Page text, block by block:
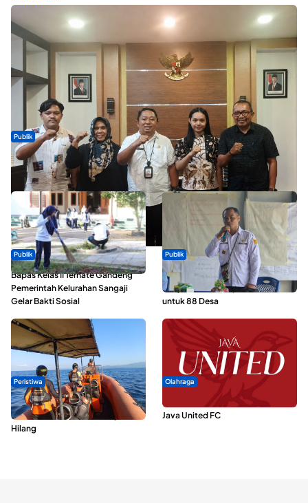
Publik
Dua Talenta Muda Ternate Wakili Maluku Utara di Gita Bahana
Nusantara 2026
Publik
Bapas Kelas II Ternate Gandeng
Pemerintah Kelurahan Sangaji
Gelar Bakti Sosial
Publik
ABDESI Morotai Apresiasi
Penyaluran ADD Rp3,13 Miliar
untuk 88 Desa
Peristiwa
Dua Longboat Bertabrakan di
Perairan Taliabu, Satu Nelayan
Hilang
Olahraga
Dari Malut United Berubah Jadi
Java United FC